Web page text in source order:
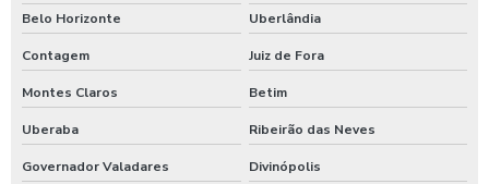
Lavagem automática de carros
Lavagem automática de veículos
Lavagem de caminhão
Lavagem de caminhão equipamentos
Lavagem de caminhão de lixo
Belo Horizonte
Uberlândia
Contagem Juiz de Fora
Montes Claros Betim
Uberaba Ribeirão das Neves
Governador Valadares Divinópolis